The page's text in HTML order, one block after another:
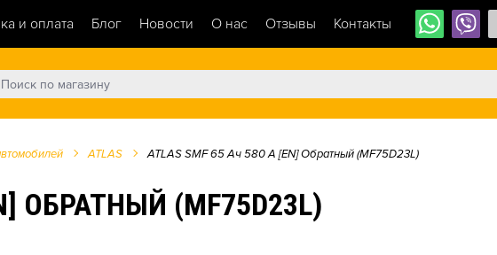
и оплата Блог Новости О нас Отзывы Контакты
ATLAS ATLAS SMF 65 Ач 580 А [EN] Обратный (MF75D23L)
ОБРАТНЫЙ (MF75D23L)